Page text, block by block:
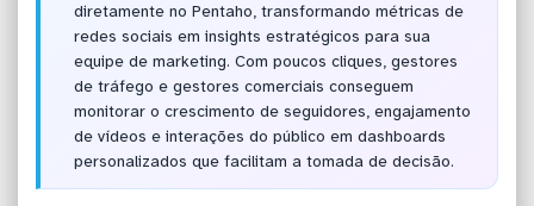
diretamente no Pentaho, transformando métricas de
redes sociais em insights estratégicos para sua
equipe de marketing. Com poucos cliques, gestores
de tráfego e gestores comerciais conseguem
monitorar o crescimento de seguidores, engajamento
de vídeos e interações do público em dashboards
personalizados que facilitam a tomada de decisão.